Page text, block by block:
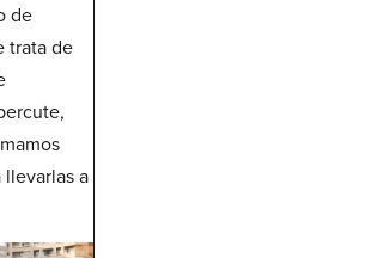
de
trata de
a